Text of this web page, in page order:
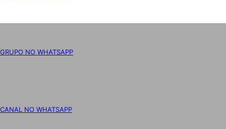
GRUPO NO WHATSAPP
CANAL NO WHATSAPP